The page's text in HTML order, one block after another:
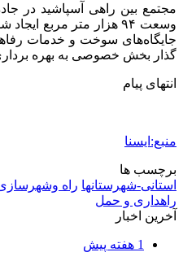
مجتمع بین راهی آسپاشید در
وسعت ۹۴ هزار متر مربع
جایگاه‌های سوخت و خدمات
گذار بخش خصوصی به بهره
انتهای پیام
منبع:ایسنا
برچسب ها
استانی-شهرستانها راه
راهداری و حمل
آخرین اخبار
1 هفته پیش